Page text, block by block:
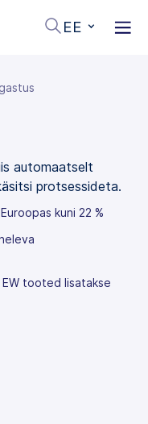
EE
automaatselt
protsessideta.
kuni 22 %
tooted lisatakse